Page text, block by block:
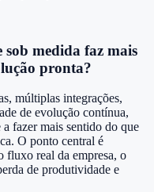
medida faz mais
pronta?
múltiplas integrações,
de evolução contínua,
fazer mais sentido do que
O ponto central é
fluxo real da empresa, o
de produtividade e